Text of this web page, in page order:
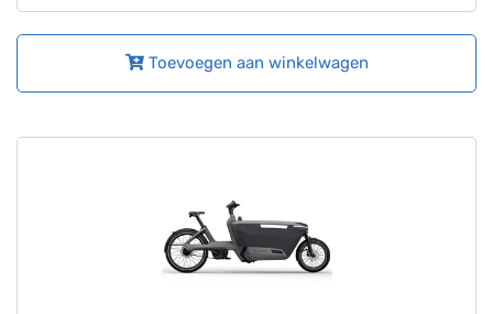
Toevoegen aan winkelwagen